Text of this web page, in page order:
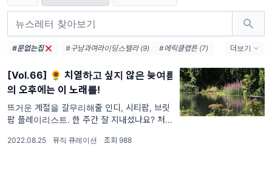
#문없는집 #구남과여라이딩스텔라 (9)
#에릭클랩튼 (7)
#존메이어 (5)
#이승열 (5)
#브로콜리너마저 (5)
#데이빗보위 (5)
#이소라 (5)
#블러 (5)
#씨피카 (5)
#콜드플레이 (4)
#한로로 (4)
#윤석철트리오 (4)
더보기
[Vol.66] 🌻 치열하고 싶지 않은 늦여름
의 오후에는 이 노래를!
뜨거운 계절을 갈무리해줄 인디, 시티팝, 브릿
팝 플레이리스트. 한 주간 잘 지내셨나요? 처서
많고 탈 많던 이 여름도 슬금슬금 물러나는 듯
2022.08.25 · 뮤직 큐레이션 · 조회 988